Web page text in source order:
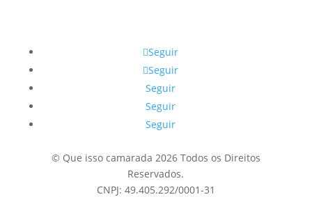
Seguir
Seguir
Seguir
Seguir
Seguir
© Que isso camarada 2026 Todos os Direitos
Reservados.
CNPJ: 49.405.292/0001-31